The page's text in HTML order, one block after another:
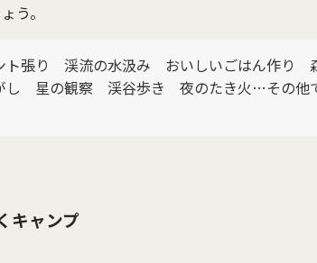
う。
張り 渓流の水汲み おいしいごはん作り
し 星の観察 渓谷歩き 夜のたき火…その他
キャンプ